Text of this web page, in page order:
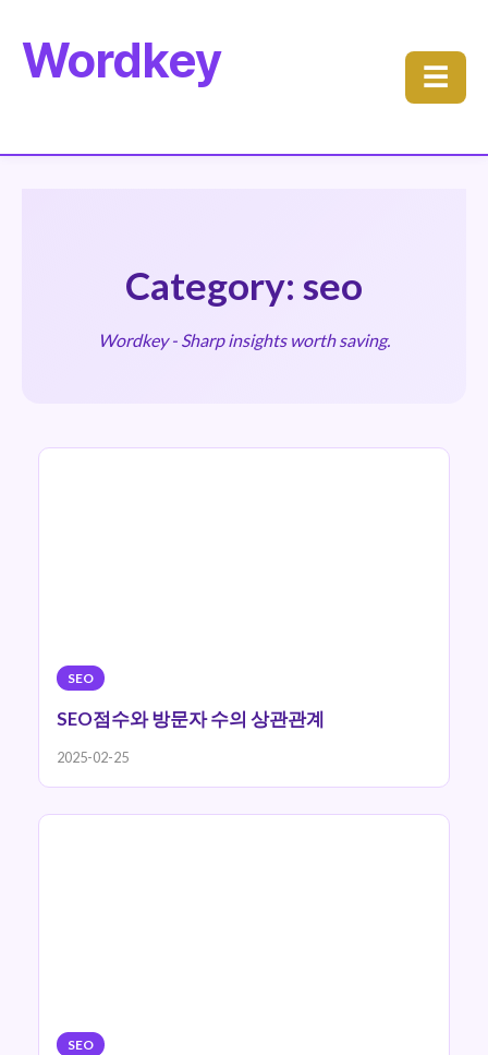
Wordkey ☰
Category: seo
Wordkey - Sharp insights worth saving.
SEO
SEO점수와 방문자 수의 상관관계
2025-02-25
SEO